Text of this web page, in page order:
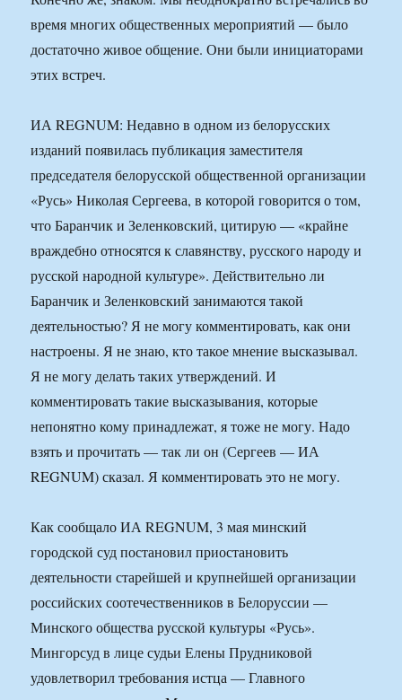
время многих общественных мероприятий — было
достаточно живое общение. Они были инициаторами
этих встреч.
ИА REGNUM: Недавно в одном из белорусских
изданий появилась публикация заместителя
председателя белорусской общественной организации
«Русь» Николая Сергеева, в которой говорится о том,
что Баранчик и Зеленковский, цитирую — «крайне
враждебно относятся к славянству, русского народу и
русской народной культуре». Действительно ли
Баранчик и Зеленковский занимаются такой
деятельностью? Я не могу комментировать, как они
настроены. Я не знаю, кто такое мнение высказывал.
Я не могу делать таких утверждений. И
комментировать такие высказывания, которые
непонятно кому принадлежат, я тоже не могу. Надо
взять и прочитать — так ли он (Сергеев — ИА
REGNUM) сказал. Я комментировать это не могу.
Как сообщало ИА REGNUM, 3 мая минский
городской суд постановил приостановить
деятельности старейшей и крупнейшей организации
российских соотечественников в Белоруссии —
Минского общества русской культуры «Русь».
Мингорсуд в лице судьи Елены Прудниковой
удовлетворил требования истца — Главного